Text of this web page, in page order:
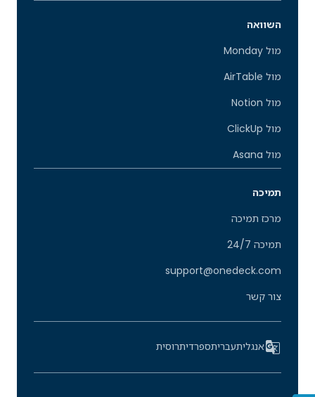
השוואה
מול Monday
מול AirTable
מול Notion
מול ClickUp
מול Asana
תמיכה
מרכז תמיכה
תמיכה 24/7
support@onedeck.com
צור קשר
אנגליתעבריתספרדיתרוסית